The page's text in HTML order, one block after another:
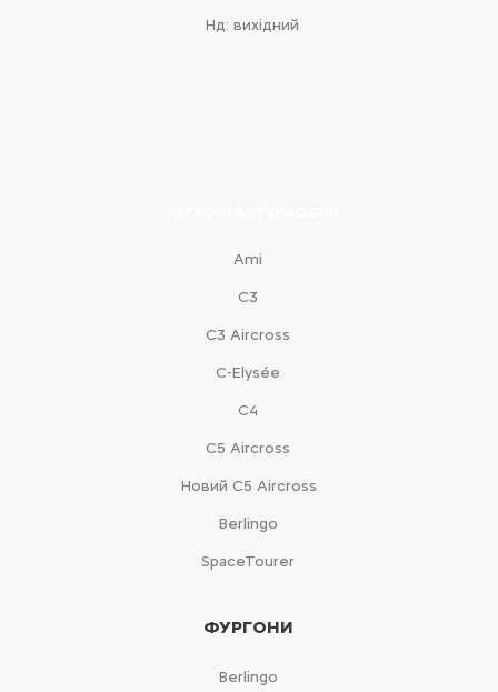
Нд: вихідний
Ami
С3
С3 Aircross
C-Elysée
С4
С5 Aircross
Новий С5 Aircross
Berlingo
SpaceTourer
ФУРГОНИ
Berlingo